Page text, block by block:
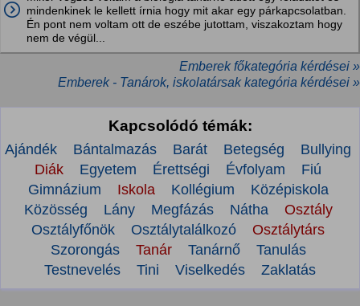
mindenkinek le kellett írnia hogy mit akar egy párkapcsolatban.
Én pont nem voltam ott de eszébe jutottam, viszakoztam hogy
nem de végül...
Emberek főkategória kérdései »
Emberek - Tanárok, iskolatársak kategória kérdései »
Kapcsolódó témák:
Ajándék Bántalmazás Barát Betegség
Bullying
Diák
Egyetem Érettségi Évfolyam
Fiú
Gimnázium
Iskola Kollégium
Középiskola
Közösség
Lány Megfázás Nátha
Osztály
Osztályfőnök
Osztálytalálkozó
Osztálytárs
Szorongás
Tanár Tanárnő
Tanulás
Testnevelés
Tini Viselkedés Zaklatás